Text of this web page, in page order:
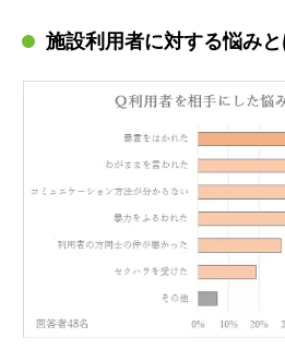
施設利用者に対する悩み